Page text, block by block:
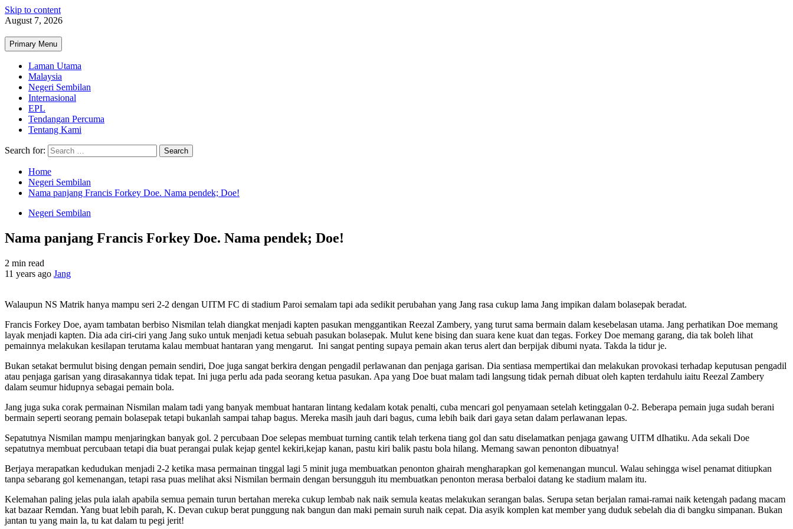
Skip to content
August 7, 2026
Primary Menu
Laman Utama
Malaysia
Negeri Sembilan
Internasional
EPL
Tendangan Percuma
Tentang Kami
Search for:
Home
Negeri Sembilan
Nama panjang Francis Forkey Doe. Nama pendek; Doe!
Negeri Sembilan
Nama panjang Francis Forkey Doe. Nama pendek; Doe!
2 min read
11 years ago Jang
Walaupun NS Matrik hanya mampu seri 2-2 dengan UITM FC di stadium Paroi semalam tapi ada sedikit perubahan yang Jang rasa cukup lama Jang impikan dalam bolasepak beradat.
Francis Forkey Doe, ayam tambatan berbiso Nismilan telah diangkat menjadi kapten pasukan menggantikan Reezal Zambery, yang turut sama bermain dalam kesebelasan utama. Jang perhatikan Doe memang
layak menjadi kapten. Dia ada ciri-ciri yang Jang suko untuk menjadi ketua sebuah pasukan bolasepak. Mulut kene bising dan suara kene kuat dan tegas. Forkey Doe memang garang, dia tak boleh lihat
pemainnya melakukan kesilapan terutama kalau membuat hantaran yang mengarut. Ini sangat penting supaya pemain akan terus alert dan berpijak dibumi nyata. Takda la tidur je.
Bukan setakat bermulut bising dengan pemain sendiri, Doe juga sangat berkira dengan pengadil perlawanan dan penjaga garisan. Dia sentiasa mempertikai dan melakukan provokasi terhadap keputusan pengadil
atau penjaga garisan yang dirasakannya tidak tepat. Ini juga perlu ada pada seorang ketua pasukan. Apa yang Doe buat malam tadi langsung tidak pernah dibuat oleh kapten terdahulu iaitu Reezal Zambery
dalam seumur hidupnya sebagai pemain bola.
Jang juga suka corak permainan Nismilan malam tadi yang banyak membuat hantaran lintang kedalam kotak penalti, cuba mencari gol penyamaan setelah ketinggalan 0-2. Beberapa pemain juga sudah berani
bermain seperti seorang pemain bolasepak tetapi bukanlah sampai tahap bagus. Mereka masih jauh dari bagus, cuma lebih baik dari gaya setan dalam perlawanan lepas.
Sepatutnya Nismilan mampu menjaringkan banyak gol. 2 percubaan Doe selepas membuat turning cantik telah terkena tiang gol dan satu diselamatkan penjaga gawang UITM dIhatiku. Ada sekali Doe
sepatutnya membuat percubaan tetapi dia buat perangai pulak kejap gentel kekiri,kejap kanan, pastu kiri balik pastu bola hilang. Memang sawan penonton dibuatnya!
Berjaya merapatkan kedudukan menjadi 2-2 ketika masa permainan tinggal lagi 5 minit juga membuatkan penonton ghairah mengharapkan gol kemenangan muncul. Walau sehingga wisel penamat ditiupkan
tanpa sebarang gol kemenangan, tetapi rasa puas melihat aksi Nismilan bermain dengan bersungguh itu membuatkan penonton merasa berbaloi datang ke stadium malam itu.
Kelemahan paling jelas pula ialah apabila semua pemain turun bertahan mereka cukup lembab nak naik semula keatas melakukan serangan balas. Serupa setan berjalan ramai-ramai naik ketengah padang macam
kat bazaar Remdan. Yang buat lebih parah, K. Devan cukup berat punggung nak bangun dan maki pemain suruh naik cepat. Dia asyik komplen kat member yang duduk sebelah dia di bangku simpanan. Bukan
jantan tu yang main la, tu kat dalam tu pegi jerit!